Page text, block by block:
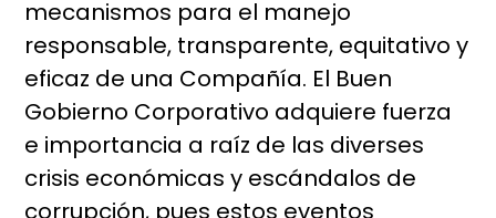
mecanismos para el manejo
responsable, transparente, equitativo y
eficaz de una Compañía. El Buen
Gobierno Corporativo adquiere fuerza
e importancia a raíz de las diverses
crisis económicas y escándalos de
corrupción, pues estos eventos